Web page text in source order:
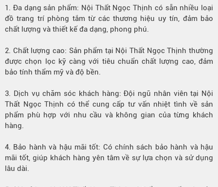
1. Đa dạng sản phẩm: Nội Thất Ngọc Thịnh có sẵn nhiều loại
đồ trang trí phòng tắm từ các thương hiệu uy tín, đảm bảo
chất lượng và thiết kế đa dạng, phong phú.
2. Chất lượng cao: Sản phẩm tại Nội Thất Ngọc Thịnh thường
được chọn lọc kỹ càng với tiêu chuẩn chất lượng cao, đảm
bảo tính thẩm mỹ và độ bền.
3. Dịch vụ chăm sóc khách hàng: Đội ngũ nhân viên tại Nội
Thất Ngọc Thịnh có thể cung cấp tư vấn nhiệt tình về sản
phẩm phù hợp với nhu cầu và không gian của từng khách
hàng.
4. Bảo hành và hậu mãi tốt: Có chính sách bảo hành và hậu
mãi tốt, giúp khách hàng yên tâm về sự lựa chọn và sử dụng
lâu dài.